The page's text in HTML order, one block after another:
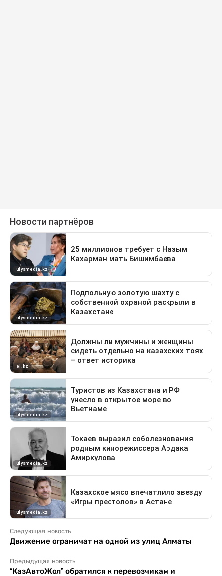
Следующая новость
Движение ограничат на одной из улиц Алматы
Предыдущая новость
“КазАвтоЖол” обратился к перевозчикам и